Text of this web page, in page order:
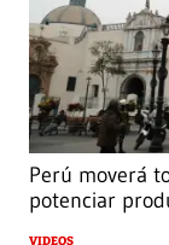
Perú moverá
potenciar
VIDEOS